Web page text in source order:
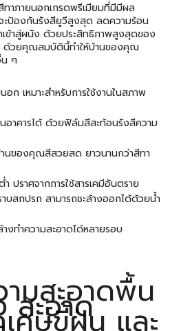
าภายนอกเกรดพรีเมียมที่มีมีผล
ะป้องกันรังสียูวีสูงสุด ลดความร้อน
ข้าสู่ผนัง ด้วยประสิทธิภาพสูงสุดของ
ด้วยคุณสมบัตินี้ทำให้บ้านของคุณ
น ๆ
ก เหมาะสำหรับการใช้งานในสภาพ
อาคารได้ ด้วยฟิล์มสีสะท้อนรังสีความ
นของคุณสีสวยสด ยาวนานกว่าสีทา
ปราศจากการใช้สารเคมีอันตราย
สกปรก สามารถชะล้างออกได้ด้วยน้ำ
งทำความสะอาดได้หลายรอบ
มสะอาดพื้น
สะอาด
ศษขี้ฝุ่น และ